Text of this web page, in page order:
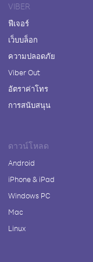
VIBER
ฟีเจอร์
เว็บบล็อก
ความปลอดภัย
Viber Out
อัตราค่าโทร
การสนับสนุน
ดาวน์โหลด
Android
iPhone & iPad
Windows PC
Mac
Linux